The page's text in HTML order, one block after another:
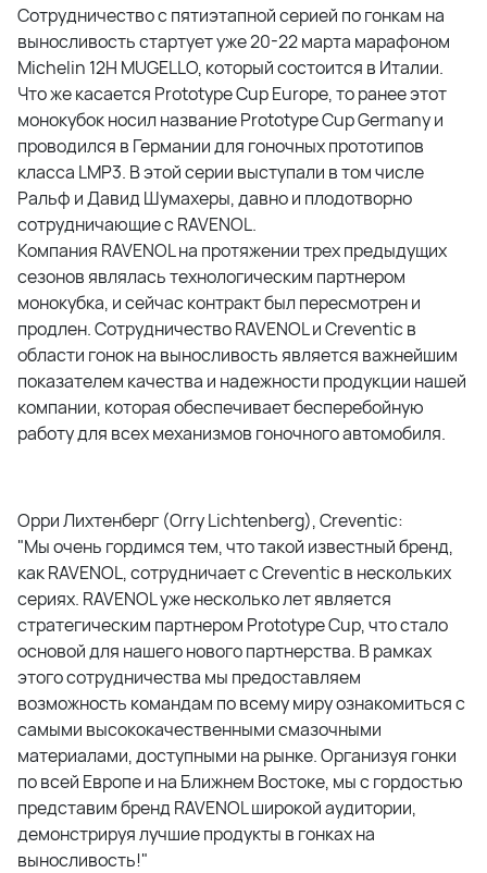
Сотрудничество с пятиэтапной серией по гонкам на
выносливость стартует уже 20-22 марта марафоном
Michelin 12H MUGELLO, который состоится в Италии.
Что же касается Prototype Cup Europe, то ранее этот
монокубок носил название Prototype Cup Germany и
проводился в Германии для гоночных прототипов
класса LMP3. В этой серии выступали в том числе
Ральф и Давид Шумахеры, давно и плодотворно
сотрудничающие с RAVENOL.
Компания RAVENOL на протяжении трех предыдущих
сезонов являлась технологическим партнером
монокубка, и сейчас контракт был пересмотрен и
продлен. Сотрудничество RAVENOL и Creventic в
области гонок на выносливость является важнейшим
показателем качества и надежности продукции нашей
компании, которая обеспечивает бесперебойную
работу для всех механизмов гоночного автомобиля.
Орри Лихтенберг (Orry Lichtenberg), Creventic:
"Мы очень гордимся тем, что такой известный бренд,
как RAVENOL, сотрудничает с Creventic в нескольких
сериях. RAVENOL уже несколько лет является
стратегическим партнером Prototype Cup, что стало
основой для нашего нового партнерства. В рамках
этого сотрудничества мы предоставляем
возможность командам по всему миру ознакомиться с
самыми высококачественными смазочными
материалами, доступными на рынке. Организуя гонки
по всей Европе и на Ближнем Востоке, мы с гордостью
представим бренд RAVENOL широкой аудитории,
демонстрируя лучшие продукты в гонках на
выносливость!"